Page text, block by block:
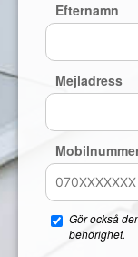
Efternamn
Mejladress
Gör också
behörighet.